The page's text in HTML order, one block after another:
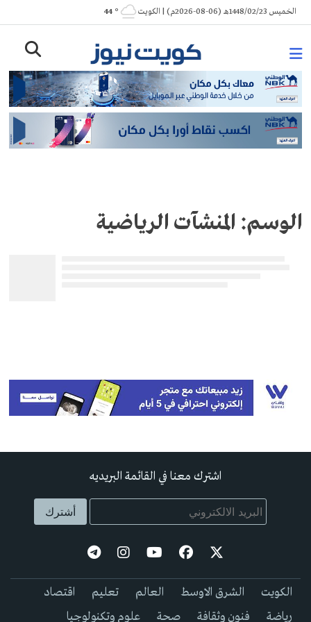
Skip
to
الخميس 1448/02/23هـ (06-08-2026م) | الكويت ° 44
الوسم: المنشآت الرياضية
اشترك معنا في القائمة البريديه
الكويت الشرق الاوسط العالم تعليم
اقتصاد
رياضة
فنون وثقافة صحة علوم وتكنولوجيا